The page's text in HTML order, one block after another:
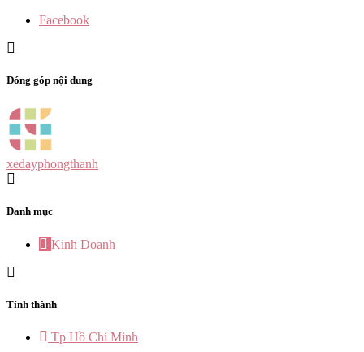
Facebook
Đóng góp nội dung
xedayphongthanh
Danh mục
Kinh Doanh
Tỉnh thành
Tp Hồ Chí Minh